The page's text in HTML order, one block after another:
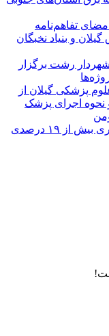
تفاهم‌نامه
و بنیاد نخبگان
رشت برگزار
پزشکی گیلان از
نحوه اجرای پزشک
با استفاده از تعمیرات خط گرم جلوگیری بیش از ۱۹ درصدی